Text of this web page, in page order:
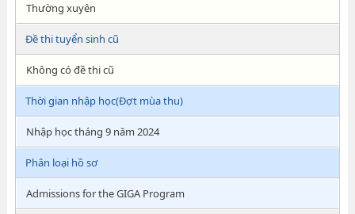
Thường xuyên
Đề thi tuyển sinh cũ
Không có đề thi cũ
Thời gian nhập học(Đợt mùa thu)
Nhập học tháng 9 năm 2024
Phân loại hồ sơ
Admissions for the GIGA Program